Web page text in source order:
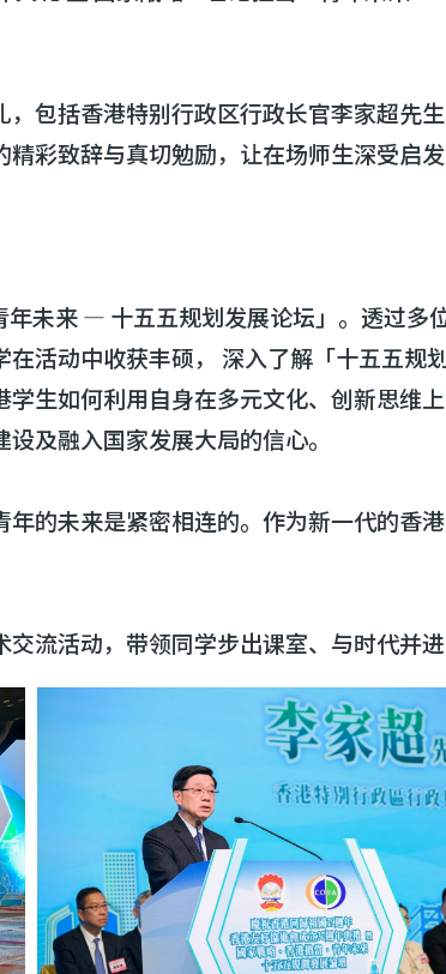
包括香港特别行政区行政长官李家超先
彩致辞与真切勉励，让在场师生深受启
未来 — 十五五规划发展论坛」。透过多
活动中收获丰硕， 深入了解「十五五规
生如何利用自身在多元文化、创新思维
及融入国家发展大局的信心。
的未来是紧密相连的。作为新一代的香
流活动，带领同学步出课室、与时代并